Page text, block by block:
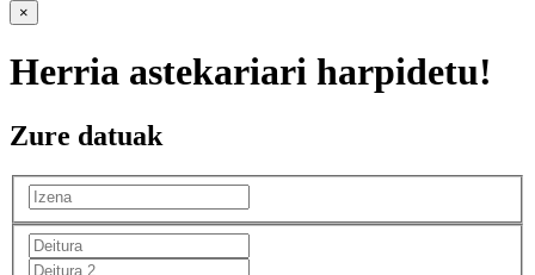
×
Herria astekariari harpidetu!
Zure datuak